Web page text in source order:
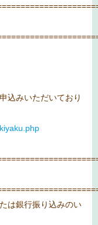
込みいただいており
は銀行振り込みのい